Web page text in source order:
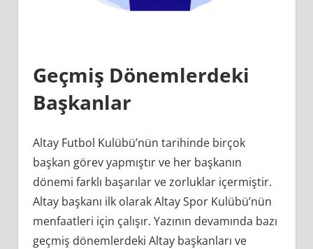
Geçmiş Dönemlerdeki
Başkanlar
Altay Futbol Kulübü’nün tarihinde birçok
başkan görev yapmıştır ve her başkanın
dönemi farklı başarılar ve zorluklar içermiştir.
Altay başkanı ilk olarak Altay Spor Kulübü’nün
menfaatleri için çalışır. Yazının devamında bazı
geçmiş dönemlerdeki Altay başkanları ve